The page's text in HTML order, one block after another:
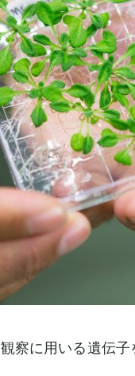
観察に用いる遺伝